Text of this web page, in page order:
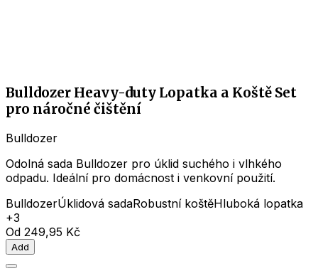
Bulldozer Heavy-duty Lopatka a Koště Set
pro náročné čištění
Bulldozer
Odolná sada Bulldozer pro úklid suchého i vlhkého
odpadu. Ideální pro domácnost i venkovní použití.
BulldozerÚklidová sadaRobustní koštěHluboká lopatka
+3
Od 249,95 Kč
Add